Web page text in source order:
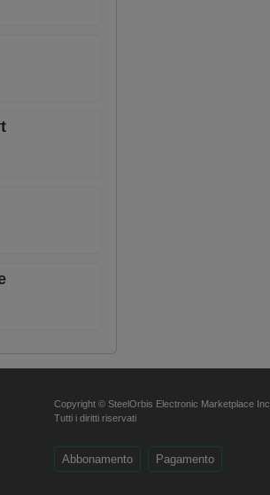
Copyright © SteelOrbis Electronic Marketplace Inc.
Tutti i diritti riservati
Abbonamento Pagamento